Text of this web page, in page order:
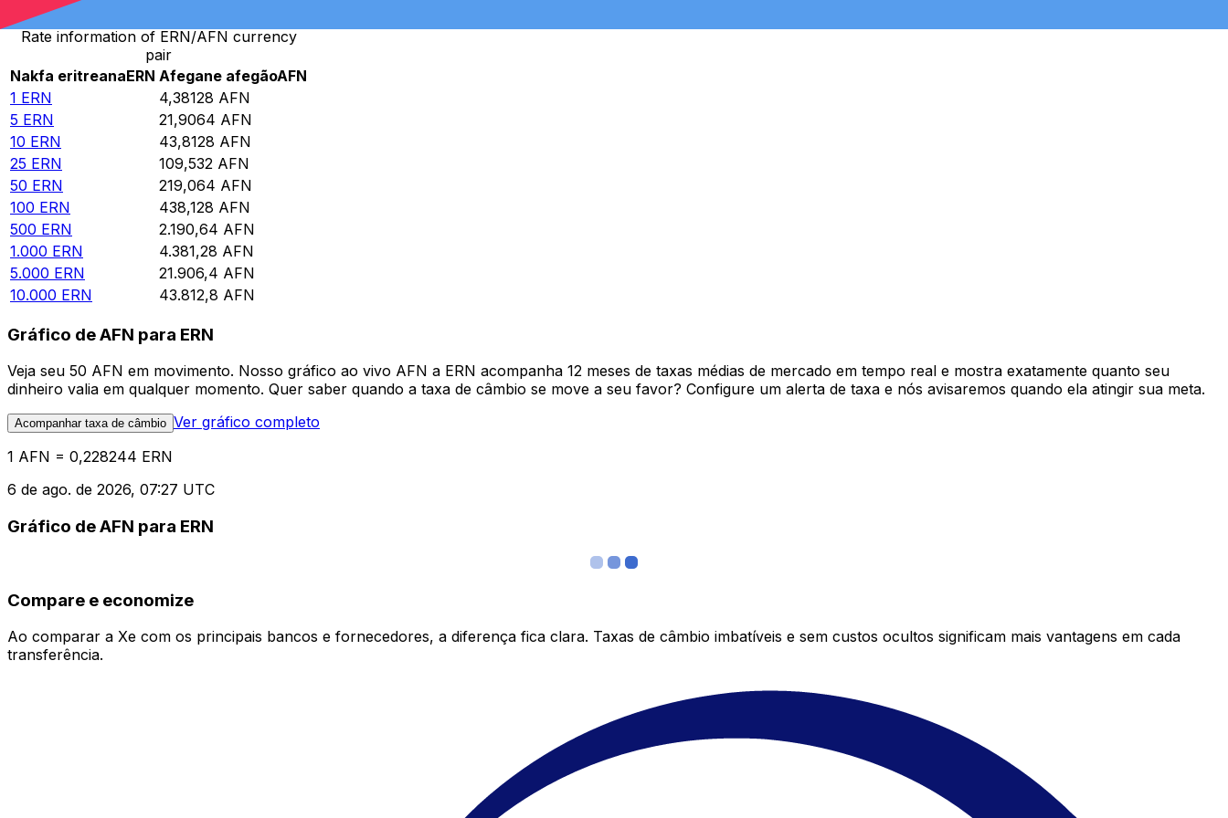
Rate information of ERN/AFN currency
pair
Nakfa eritreanaERN Afegane afegãoAFN
1 ERN 4,38128 AFN
5 ERN 21,9064 AFN
10 ERN 43,8128 AFN
25 ERN 109,532 AFN
50 ERN 219,064 AFN
100 ERN 438,128 AFN
500 ERN 2.190,64 AFN
1.000 ERN 4.381,28 AFN
5.000 ERN 21.906,4 AFN
10.000 ERN 43.812,8 AFN
Gráfico de AFN para ERN
Veja seu 50 AFN em movimento. Nosso gráfico ao vivo AFN a ERN acompanha 12 meses de taxas médias de mercado em tempo real e mostra exatamente quanto seu
dinheiro valia em qualquer momento. Quer saber quando a taxa de câmbio se move a seu favor? Configure um alerta de taxa e nós avisaremos quando ela atingir sua meta.
Acompanhar taxa de câmbio Ver gráfico completo
1 AFN = 0,228244 ERN
6 de ago. de 2026, 07:27 UTC
Gráfico de AFN para ERN
Compare e economize
Ao comparar a Xe com os principais bancos e fornecedores, a diferença fica clara. Taxas de câmbio imbatíveis e sem custos ocultos significam mais vantagens em cada
transferência.